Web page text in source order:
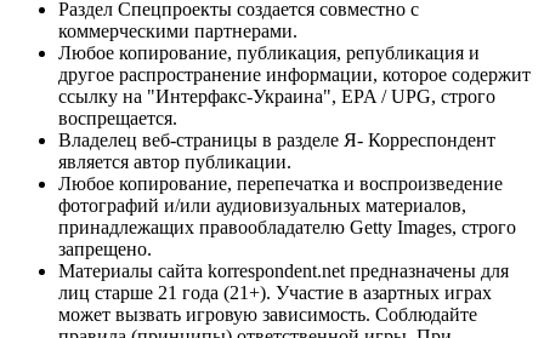
Раздел Спецпроекты создается совместно с
коммерческими партнерами.
Любое копирование, публикация, републикация и
другое распространение информации, которое содержит
ссылку на "Интерфакс-Украина", EPA / UPG, строго
воспрещается.
Владелец веб-страницы в разделе Я- Корреспондент
является автор публикации.
Любое копирование, перепечатка и воспроизведение
фотографий и/или аудиовизуальных материалов,
принадлежащих правообладателю Getty Images, строго
запрещено.
Материалы сайта korrespondent.net предназначены для
лиц старше 21 года (21+). Участие в азартных играх
может вызвать игровую зависимость. Соблюдайте